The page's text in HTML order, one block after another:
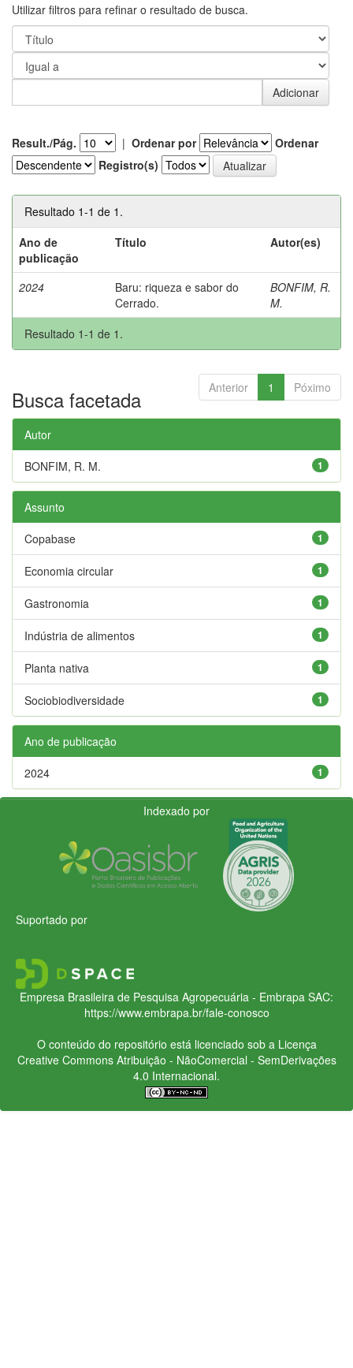
Utilizar filtros para refinar o resultado de busca.
Result./Pág. | Ordenar por
Ordenar
Registro(s)
Resultado 1-1 de 1.
Ano de
publicação
Título Autor(es)
2024
Baru: riqueza e sabor do
Cerrado.
BONFIM, R.
M.
Resultado 1-1 de 1.
Anterior 1 Póximo
Busca facetada
Autor
1
BONFIM, R. M.
Assunto
1
Copabase
1
Economia circular
1
Gastronomia
1
Indústria de alimentos
1
Planta nativa
1
Sociobiodiversidade
Ano de publicação
1
2024
Indexado por
Suportado por
Empresa Brasileira de Pesquisa Agropecuária - Embrapa SAC:
https://www.embrapa.br/fale-conosco
O conteúdo do repositório está licenciado sob a Licença
Creative CommonsAtribuição - NãoComercial - SemDerivações
4.0 Internacional.